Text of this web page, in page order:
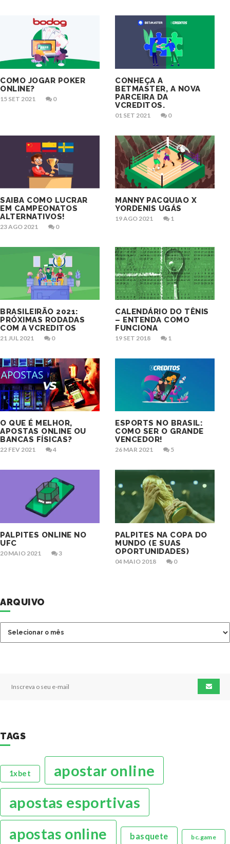
COMO JOGAR POKER
ONLINE?
15 SET 2021 0
CONHEÇA A
BETMASTER, A NOVA
PARCEIRA DA
VCREDITOS.
01 SET 2021 0
SAIBA COMO LUCRAR
EM CAMPEONATOS
ALTERNATIVOS!
23 AGO 2021 0
MANNY PACQUIAO X
YORDENIS UGÁS
19 AGO 2021 1
BRASILEIRÃO 2021:
PRÓXIMAS RODADAS
COM A VCREDITOS
21 JUL 2021 0
CALENDÁRIO DO TÊNIS
– ENTENDA COMO
FUNCIONA
19 SET 2018 1
O QUE É MELHOR,
APOSTAS ONLINE OU
BANCAS FÍSICAS?
22 FEV 2021 4
ESPORTS NO BRASIL:
COMO SER O GRANDE
VENCEDOR!
26 MAR 2021 5
PALPITES ONLINE NO
UFC
20 MAIO 2021 3
PALPITES NA COPA DO
MUNDO (E SUAS
OPORTUNIDADES)
04 MAIO 2018 0
ARQUIVO
TAGS
1xbet
apostar online
apostas esportivas
apostas online basquete bc.game